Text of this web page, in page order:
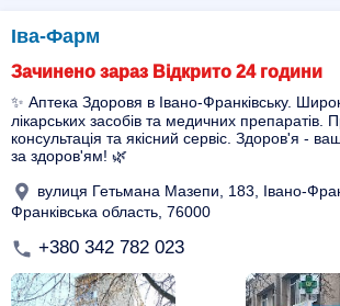
Іва-Фарм
Зачинено зараз Відкрито 24 години
✨ Аптека Здоровя в Івано-Франківську.
лікарських засобів та медичних препаратів.
консультація та якісний сервіс. Здоров'я -
за здоров'ям! 🌿
вулиця Гетьмана Мазепи, 183, Івано-
Франківська область, 76000
+380 342 782 023